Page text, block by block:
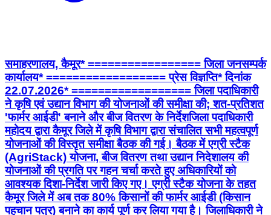
समाहरणालय, कैमूर* ================= जिला जनसम्पर्क
कार्यालय* ================== प्रेस विज्ञप्ति* दिनांक
22.07.2026* ================== जिला पदाधिकारी
ने कृषि एवं उद्यान विभाग की योजनाओं की समीक्षा की; शत-प्रतिशत
'फार्मर आईडी' बनाने और बीज वितरण के निर्देश ​जिला पदाधिकारी
महोदय द्वारा कैमूर जिले में कृषि विभाग द्वारा संचालित सभी महत्वपूर्ण
योजनाओं की विस्तृत समीक्षा बैठक की गई। बैठक में एग्री स्टैक
(AgriStack) योजना, बीज वितरण तथा उद्यान निदेशालय की
योजनाओं की प्रगति पर गहन चर्चा करते हुए अधिकारियों को
आवश्यक दिशा-निर्देश जारी किए गए। एग्री स्टैक योजना के तहत
कैमूर जिले में अब तक 80% किसानों की फार्मर आईडी (किसान
पहचान पत्र) बनाने का कार्य पूर्ण कर लिया गया है। जिलाधिकारी ने